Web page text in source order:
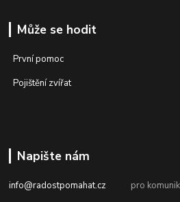
Může se hodit
První pomoc
Pojištění zvířat
Napište nám
info@radostpomahat.cz pro